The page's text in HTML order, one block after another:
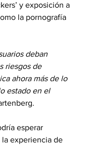
y exposición a
la pornografía
deban
riesgos de
ahora más de lo
estado en el
esperar
la experiencia de